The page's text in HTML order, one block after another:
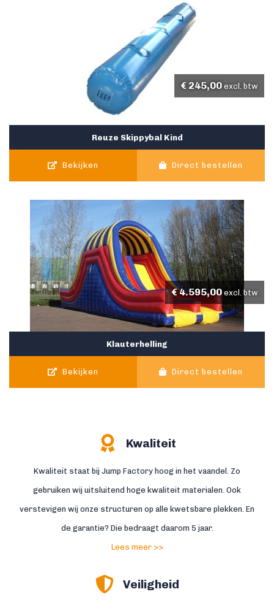
Reuze Skippybal Kind
€ 245,00 excl. btw
Bekijken Direct bestellen
Klauterhelling
€4.595,00 excl. btw
Bekijken Direct bestellen
Kwaliteit
Kwaliteit staat bij Jump Factory hoog in het vaandel. Zo
gebruiken wij uitsluitend hoge kwaliteit materialen. Ook
verstevigen wij onze structuren op alle kwetsbare plekken. En
de garantie? Die bedraagt daarom 5 jaar.
Lees meer >>
Veiligheid